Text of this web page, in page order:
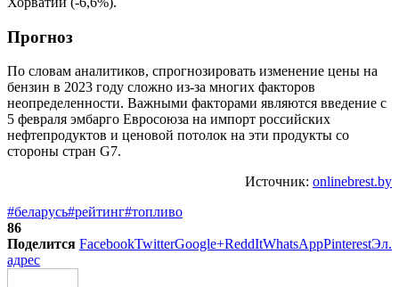
Прогноз
По словам аналитиков, спрогнозировать изменение цены на
бензин в 2023 году сложно из-за многих факторов
неопределенности. Важными факторами являются введение с
5 февраля эмбарго Евросоюза на импорт российских
нефтепродуктов и ценовой потолок на эти продукты со
стороны стран G7.
Источник: onlinebrest.by
#беларусь#рейтинг#топливо
86
Поделится FacebookTwitterGoogle+ReddItWhatsAppPinterestЭл.
адрес